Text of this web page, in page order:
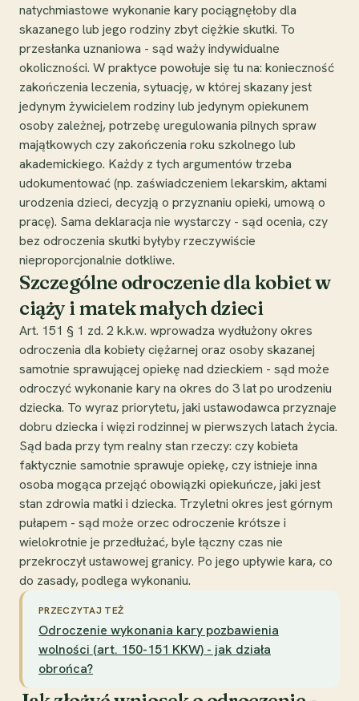
natychmiastowe wykonanie kary pociągnęłoby dla
skazanego lub jego rodziny zbyt ciężkie skutki. To
przesłanka uznaniowa - sąd waży indywidualne
okoliczności. W praktyce powołuje się tu na: konieczność
zakończenia leczenia, sytuację, w której skazany jest
jedynym żywicielem rodziny lub jedynym opiekunem
osoby zależnej, potrzebę uregulowania pilnych spraw
majątkowych czy zakończenia roku szkolnego lub
akademickiego. Każdy z tych argumentów trzeba
udokumentować (np. zaświadczeniem lekarskim, aktami
urodzenia dzieci, decyzją o przyznaniu opieki, umową o
pracę). Sama deklaracja nie wystarczy - sąd ocenia, czy
bez odroczenia skutki byłyby rzeczywiście
nieproporcjonalnie dotkliwe.
Szczególne odroczenie dla kobiet w
ciąży i matek małych dzieci
Art. 151 § 1 zd. 2 k.k.w. wprowadza wydłużony okres
odroczenia dla kobiety ciężarnej oraz osoby skazanej
samotnie sprawującej opiekę nad dzieckiem - sąd może
odroczyć wykonanie kary na okres do 3 lat po urodzeniu
dziecka. To wyraz priorytetu, jaki ustawodawca przyznaje
dobru dziecka i więzi rodzinnej w pierwszych latach życia.
Sąd bada przy tym realny stan rzeczy: czy kobieta
faktycznie samotnie sprawuje opiekę, czy istnieje inna
osoba mogąca przejąć obowiązki opiekuńcze, jaki jest
stan zdrowia matki i dziecka. Trzyletni okres jest górnym
pułapem - sąd może orzec odroczenie krótsze i
wielokrotnie je przedłużać, byle łączny czas nie
przekroczył ustawowej granicy. Po jego upływie kara, co
do zasady, podlega wykonaniu.
PRZECZYTAJ TEŻ
Odroczenie wykonania kary pozbawienia
wolności (art. 150-151 KKW) - jak działa
obrońca?